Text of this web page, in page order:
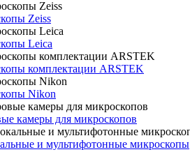
Zeiss
Leica
комплектации ARSTEK
Nikon
камеры для микроскопов
и мультифотонные микроскопы